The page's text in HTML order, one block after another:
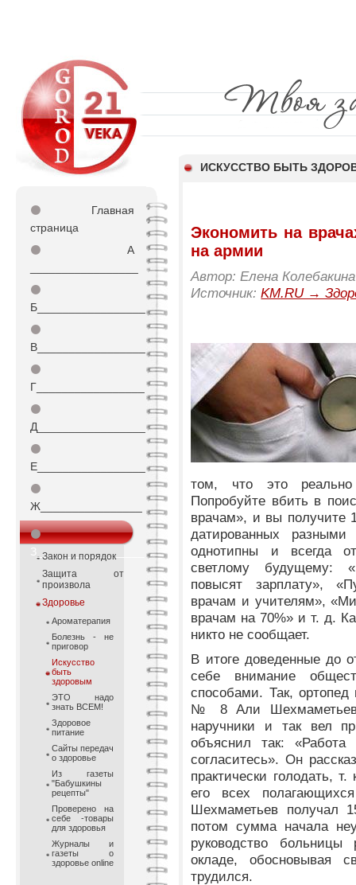
ИСКУССТВО БЫТЬ
⚫
Главная
страница
⚫
А
⚫
Б_________________
⚫
В_________________
⚫
Г_________________
⚫
Д_________________
⚫
Е_________________
⚫
Ж________________
⚫
З_________________
Закон и порядок
Защита от
произвола
Здоровье
Ароматерапия
Болезнь - не
приговор
Искусство
быть
здоровым
ЭТО надо
знать ВСЕМ!
Здоровое
питание
Сайты передач
о здоровье
Из газеты
"Бабушкины
рецепты"
Проверено на
себе -товары
для здоровья
Журналы и
газеты о
здоровье online
Экономить на
на армии
Автор: Елена Колебакина
Источник:KM.RU →
том, что это реально
Попробуйте вбить в
врачам», и вы получите
датированных
однотипны и всегда
светлому будущему:
повысят зарплату»,
врачам и учителям»,
врачам на 70%» и т. д.
никто не сообщает.
В итоге доведенные до
себе внимание
способами. Так, ортопед
№ 8 Али Шехмаметьев
наручники и так вел
объяснил так:
согласитесь». Он
практически голодать,
его всех
Шехмаметьев получал
потом сумма начала
руководство
окладе, обосновывая
трудился.